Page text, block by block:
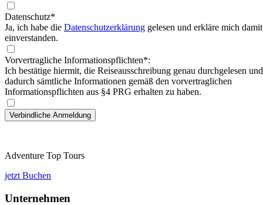
Datenschutz*
Ja, ich habe die Datenschutzerklärung gelesen und erkläre mich damit
einverstanden.
Vorvertragliche Informationspflichten*:
Ich bestätige hiermit, die Reiseausschreibung genau durchgelesen und
dadurch sämtliche Informationen gemäß den vorvertraglichen
Informationspflichten aus §4 PRG erhalten zu haben.
Adventure Top Tours
jetzt Buchen
Unternehmen